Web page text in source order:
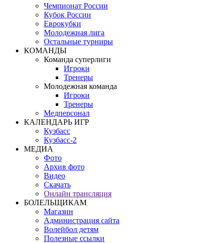
Чемпионат России
Кубок России
Еврокубки
Молодежная лига
Остальные турниры
КОМАНДЫ
Команда суперлиги
Игроки
Тренеры
Молодежная команда
Игроки
Тренеры
Медперсонал
КАЛЕНДАРЬ ИГР
Кузбасс
Кузбасс-2
МЕДИА
Фото
Архив фото
Видео
Скачать
Онлайн трансляция
БОЛЕЛЬЩИКАМ
Магазин
Администрация сайта
Волейбол детям
Полезные ссылки